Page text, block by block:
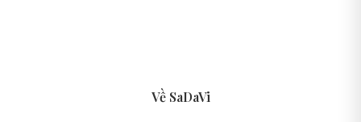
Về SaDaVi